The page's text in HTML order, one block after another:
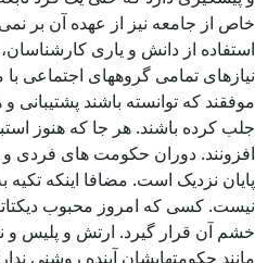
خاص از جامعه نیز از عهده آن بر
استفاده از دانش و یاری
نیازهای تمامی گروههای اجتماعی
موفقند که توانسته باشند پشتیبانی
جلب کرده باشند. هر جا که هنوز
افزونند. دوران حکومت های فردی و
پایان نزدیک است. مضافا اینکه تکیه
نیست. کسی که امروز محبوب
خشم آن قرار گیرد. ارتش و پلیس و
مانند حکومتهایشان آینده روشنی